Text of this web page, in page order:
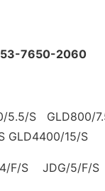
7650-2060
5.5/S GLD800/
GLD4400/15/S
4/F/S JDG/5/F/